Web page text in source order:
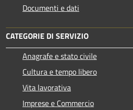
Documenti e dati
CATEGORIE DI SERVIZIO
Anagrafe e stato civile
Cultura e tempo libero
Vita lavorativa
Imprese e Commercio